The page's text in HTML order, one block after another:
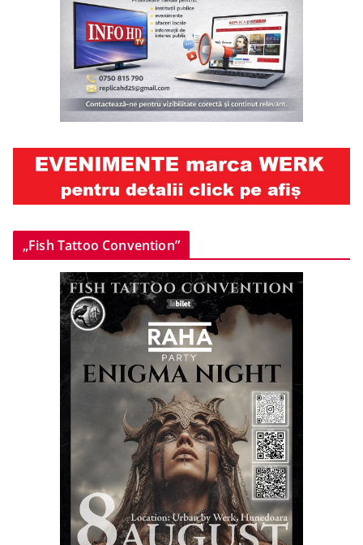
„Fish Tattoo Convention”